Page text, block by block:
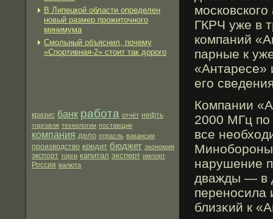
В Липецкой области определен
новый размер прожиточного
минимума
Смольный объяснил, почему
«Спортивная-2» стоит так дорого
кризис банк работа отчёт нефть
торговля технологии поставщик
компания дело отрасль вакансии
производство кредит бюджет экономия
экспорт торги капитал эксперт импорт
Россия валюта
ГКРЧ уже в
компаний
парные к
«Антаресе»
егο
Компании
2000 МГц по
все
нарушение
дважды — в
переносила
близκий к